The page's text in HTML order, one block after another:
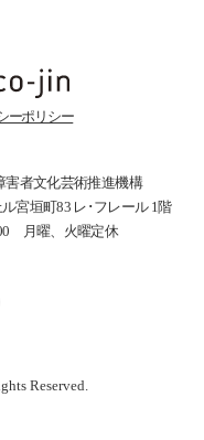
ーポリシー
者文化芸術推進機構
宮垣町83 レ･フレール 1階
月曜、火曜定休
Reserved.